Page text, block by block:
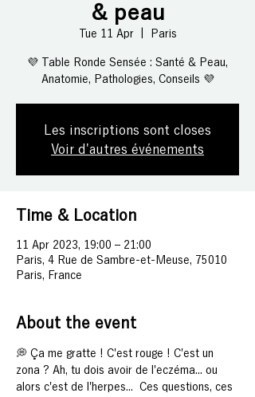
& peau
Tue 11 Apr
  |
Paris
💜 Table Ronde Sensée : Santé & Peau,
Anatomie, Pathologies, Conseils 💜
Les inscriptions sont closes
Voir d'autres événements
Time & Location
11 Apr 2023, 19:00 – 21:00
Paris, 4 Rue de Sambre-et-Meuse, 75010
Paris, France
About the event
💭 Ça me gratte ! C'est rouge ! C'est un
zona ? Ah, tu dois avoir de l'eczéma... ou
alors c'est de l'herpes...  Ces questions, ces